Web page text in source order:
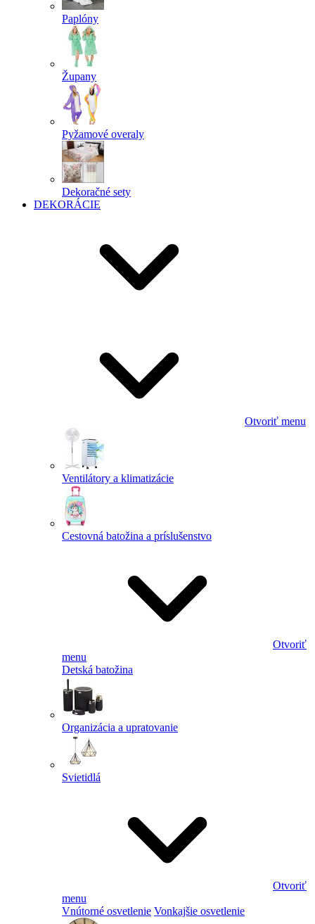
Paplóny
Župany
Pyžamové overaly
Dekoračné sety
DEKORÁCIE
Otvoriť menu
Ventilátory a klimatizácie
Cestovná batožina a príslušenstvo
Otvoriť
menu
Detská batožina
Organizácia a upratovanie
Svietidlá
Otvoriť
menu
Vnútorné osvetlenie Vonkajšie osvetlenie